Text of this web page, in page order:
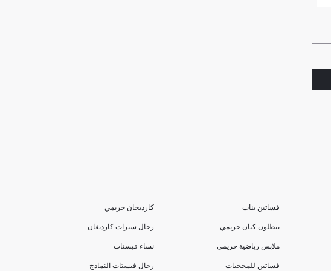
فساتين بنات
بنطلون كتان حريمي
ملابس رياضية حريمي
فساتين للمحجبات
كارديجان حريمي
رجال سترات كارديغان
نساء فيستات
رجال فيستات النماذج